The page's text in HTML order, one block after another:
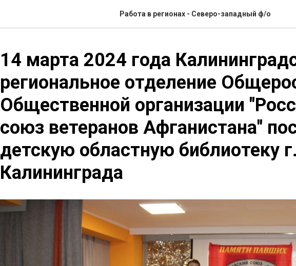
Работа в регионах - Северо-западный ф/о
14 марта 2024 года
региональное отделение
Общественной организации
союз ветеранов Афганистана"
детскую областную библиотеку г.
Калининграда